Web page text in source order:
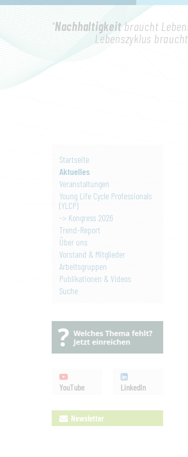
"Nachhaltigkeit braucht
Lebenszyklus braucht
Startseite
Aktuelles
Veranstaltungen
Young Life Cycle Professionals
(YLCP)
-> Kongress 2026
Trend-Report
Über uns
Vorstand & Mitglieder
Arbeitsgruppen
Publikationen & Videos
Suche
YouTube LinkedIn
Newsletter